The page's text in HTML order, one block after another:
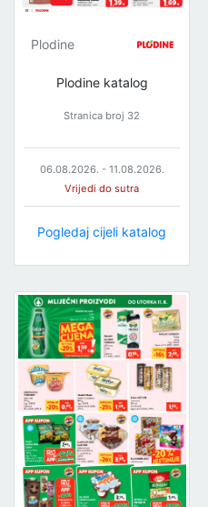
Plodine
Plodine katalog
Stranica broj 32
06.08.2026. - 11.08.2026.
Vrijedi do sutra
Pogledaj cijeli katalog